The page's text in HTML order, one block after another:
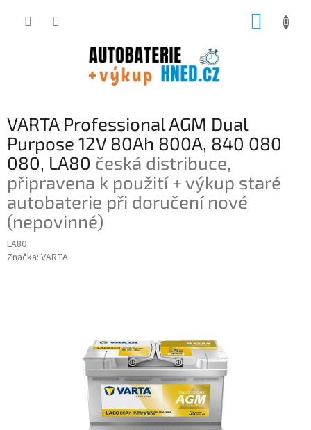
VARTA Professional AGM Dual
Purpose 12V 80Ah 800A, 840 080
080, LA80 česká distribuce,
připravena k použití + výkup staré
autobaterie při doručení nové
(nepovinné)
LA80
Značka: VARTA